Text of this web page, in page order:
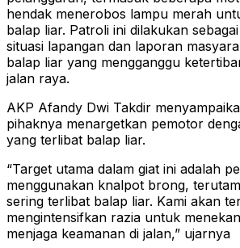
hendak menerobos lampu merah
balap liar. Patroli ini dilakukan
situasi lapangan dan laporan
balap liar yang mengganggu
jalan raya.
AKP Afandy Dwi Takdir
pihaknya menargetkan pemotor
yang terlibat balap liar.
“Target utama dalam giat ini adalah
menggunakan knalpot brong,
sering terlibat balap liar. Kami akan
mengintensifkan razia untuk
menjaga keamanan di jalan,” ujarnya